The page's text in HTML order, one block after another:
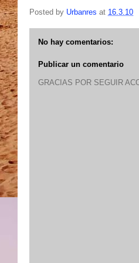
Posted by Urbanres at 16.3.10
No hay comentarios:
Publicar un comentario
GRACIAS POR SEGUIR